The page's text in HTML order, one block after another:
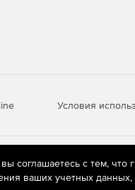
Условия
технологии
сети
соглашаетесь с тем, что
ваших учетных данных,